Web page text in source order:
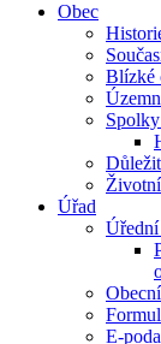
Obec
Blízké
Úřad
Úřední
E-